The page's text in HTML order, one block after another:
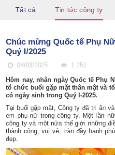
Tất cả Tin tức công ty
Chúc mừng Quốc tế Phụ
Quý I/2025
08/03/2025
1.251
Hôm nay, nhân ngày Quốc tế Phụ
tổ chức buổi gặp mặt thân mật và
có ngày sinh trong Quý I-2025.
Tại buổi gặp mặt, Công ty đã tri ân
em phụ nữ trong công ty. Một lần
công ty và một nửa thế giới những
thành công, vui vẻ, tràn đầy hạnh
đẹp.